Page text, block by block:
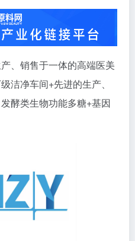
、销售于一体的高端医美
洁净车间+先进的生产、
酵类生物功能多糖+基因